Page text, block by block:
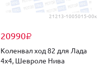
21213-1005015-00к
20990₽
Коленвал ход 82 для Лада
4х4, Шевроле Нива